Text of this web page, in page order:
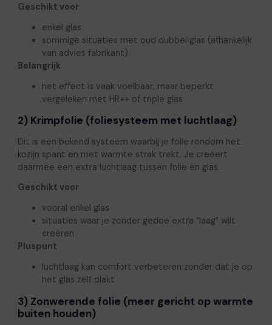
Geschikt voor
enkel glas
sommige situaties met oud dubbel glas (afhankelijk
van advies fabrikant)
Belangrijk
het effect is vaak voelbaar, maar beperkt
vergeleken met HR++ of triple glas
2) Krimpfolie (foliesysteem met luchtlaag)
Dit is een bekend systeem waarbij je folie rondom het
kozijn spant en met warmte strak trekt. Je creëert
daarmee een extra luchtlaag tussen folie en glas.
Geschikt voor
vooral enkel glas
situaties waar je zonder gedoe extra “laag” wilt
creëren
Pluspunt
luchtlaag kan comfort verbeteren zonder dat je op
het glas zelf plakt
3) Zonwerende folie (meer gericht op warmte
buiten houden)